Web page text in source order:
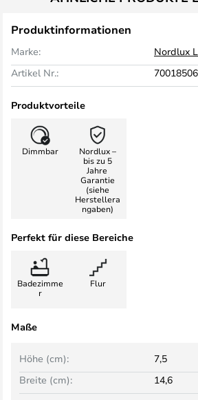
Produktinformationen
Marke:
Nordlux
Artikel Nr.:
70018506
Produktvorteile
Dimmbar
Nordlux –
bis zu 5
Jahre
Garantie
(siehe
Herstellera
ngaben)
Perfekt für diese Bereiche
Badezimme
r
Flur
Maße
Breite (cm): 14,6
Höhe (cm): 7,5